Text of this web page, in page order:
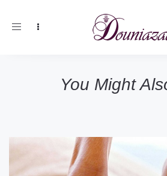
Toggle
You Might